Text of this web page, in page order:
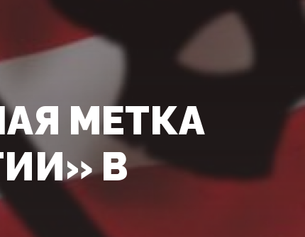
МЕТКА
В